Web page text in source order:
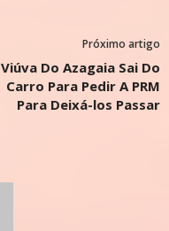
Próximo artigo
Viúva Do Azagaia Sai Do
Carro Para Pedir A PRM
Para Deixá-los Passar